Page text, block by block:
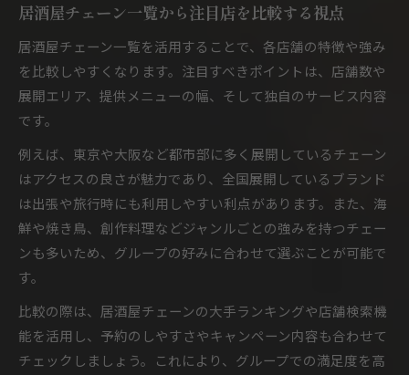
居酒屋チェーン一覧から注目店を比較する視点
居酒屋チェーン一覧を活用することで、各店舗の特徴や強み
を比較しやすくなります。注目すべきポイントは、店舗数や
展開エリア、提供メニューの幅、そして独自のサービス内容
です。
例えば、東京や大阪など都市部に多く展開しているチェーン
はアクセスの良さが魅力であり、全国展開しているブランド
は出張や旅行時にも利用しやすい利点があります。また、海
鮮や焼き鳥、創作料理などジャンルごとの強みを持つチェー
ンも多いため、グループの好みに合わせて選ぶことが可能で
す。
比較の際は、居酒屋チェーンの大手ランキングや店舗検索機
能を活用し、予約のしやすさやキャンペーン内容も合わせて
チェックしましょう。これにより、グループでの満足度を高